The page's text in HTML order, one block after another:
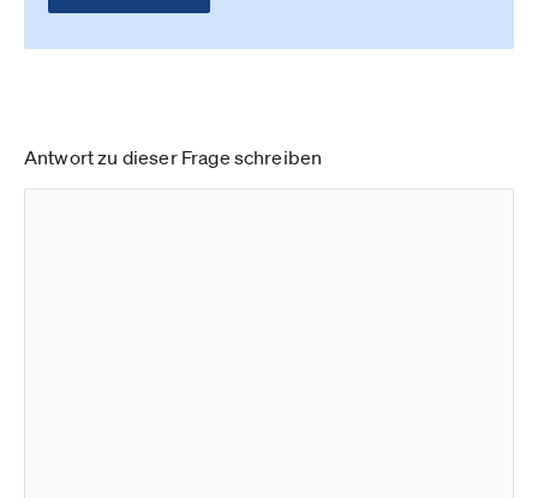
Antwort zu dieser Frage schreiben